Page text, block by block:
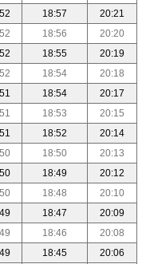
18:57
20:21
18:56
20:20
18:55
20:19
18:54
20:18
18:54
20:17
18:53
20:15
18:52
20:14
18:50
20:13
18:49
20:12
18:48
20:10
18:47
20:09
18:46
20:08
18:45
20:06